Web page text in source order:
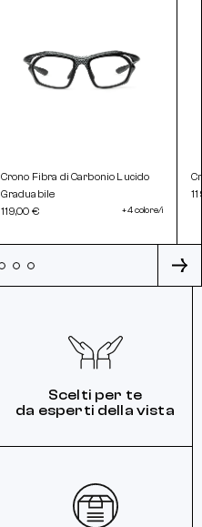
Crono Fibra di Carbonio Lucido
Graduabile
119,00 €
+4 colore/i
Scelti per te
da esperti della vista